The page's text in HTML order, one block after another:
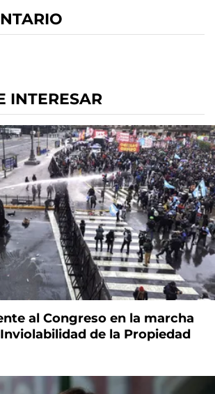
INTERESAR
al Congreso en la marcha
de la Propiedad